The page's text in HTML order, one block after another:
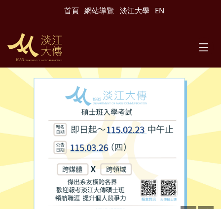
首頁 網站導覽 淡江大學 EN